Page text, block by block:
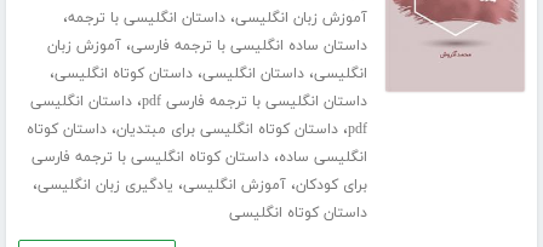
آموزش زبان انگلیسی،داستان انگلیسی با ترجمه،
داستان ساده انگلیسی با ترجمه فارسی،آموزش زبان
انگلیسی،داستان انگلیسی،داستان کوتاه انگلیسی،
داستان انگلیسی با ترجمه فارسی pdf ،داستان انگلیسی
pdf،داستان کوتاه انگلیسی برای مبتدیان،داستان کوتاه
انگلیسی ساده،داستان کوتاه انگلیسی با ترجمه فارسی
برای کودکان،آموزش انگلیسی، یادگیری زبان انگلیسی،
داستان کوتاه انگلیسی